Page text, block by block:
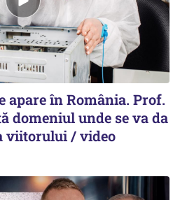
apare în România. Prof.
domeniul unde se va da
viitorului / video